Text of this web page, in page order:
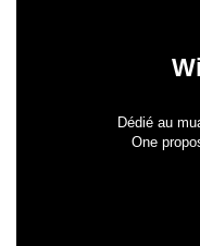
Dédié au
One